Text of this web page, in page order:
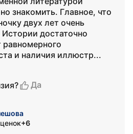
знакомить. Главное, что
двух лет очень
Истории достаточно
равномерного
и наличия иллюстр...
Да
+6